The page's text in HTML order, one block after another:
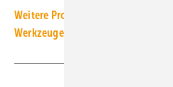
Weitere Produkt-Meldungen zum
Werkzeuge